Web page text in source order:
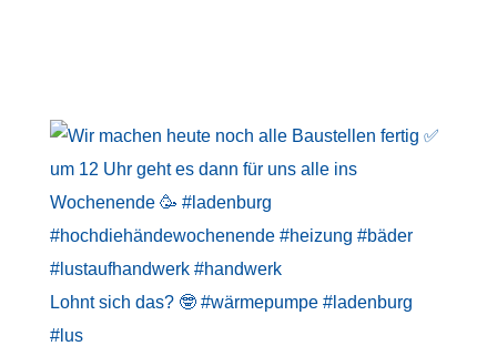
Lohnt sich das? 🤓 #wärmepumpe #ladenburg
#lus